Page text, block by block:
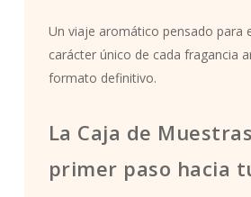
Un viaje aromático pensado para
carácter único de cada fragancia
formato definitivo.
La Caja de
primer paso hacia